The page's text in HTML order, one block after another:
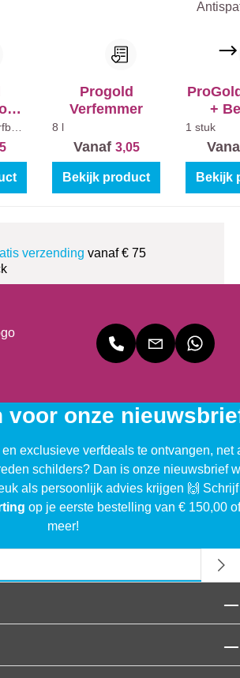
t
v
g
e
n
g
r
l
Progold
Verfemmer
8 l
Vanaf 3,05
Bekijk product
+
1 stuk
Bekijk
verzending vanaf € 75
voor onze
exclusieve verfdeals te ontvangen, net
schilders? Dan is onze nieuwsbrief
als persoonlijk advies krijgen 🙌
op je eerste bestelling van € 150,00 of
meer!